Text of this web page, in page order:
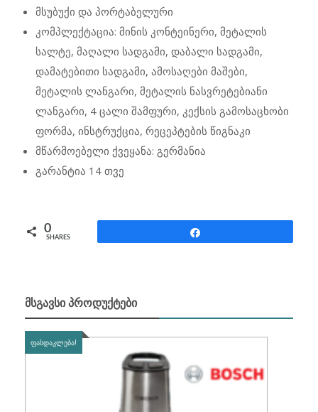
მსუბუქი და პორტაბელური
კომპლექტაცია: მინის კონტეინერი, მეტალის
სალტე, მაღალი სადგამი, დაბალი სადგამი,
დამატებითი სადგამი, ამოსაღები მაშები,
მეტალის ლანგარი, მეტალის ნასვრეტებიანი
ლანგარი, 4 ცალი შამფური, კექსის გამოსაცხობი
ფორმა, ინსტრუქცია, რეცეპტების წიგნაკი
მწარმოებელი ქვეყანა: გერმანია
გარანტია 14 თვე
0
SHARES
ᲛᲡᲒᲐᲕᲡᲘ ᲞᲠᲝᲓᲣᲥᲢᲔᲑᲘ
ᲤᲐᲡᲓᲐᲙᲚᲔᲑᲐ!